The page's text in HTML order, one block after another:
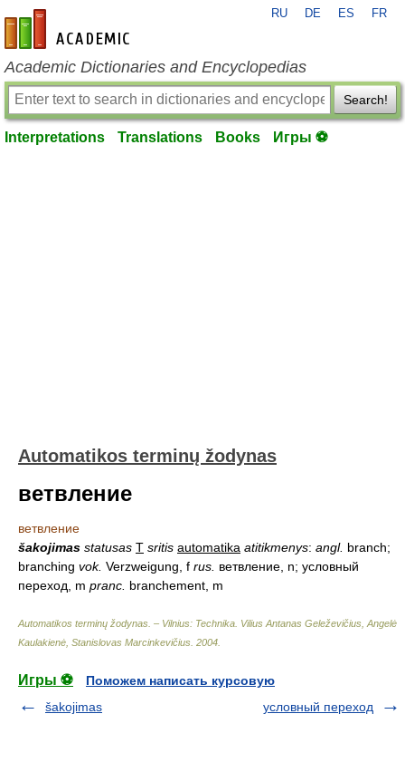
en-academic.com
RU DE ES FR
Academic Dictionaries and Encyclopedias
Search!
Interpretations Translations Books Игры ⚽
Automatikos terminų žodynas
ветвление
ветвление
šakojimas statusas T sritis automatika atitikmenys: angl. branch;
branching vok. Verzweigung, f rus. ветвление, n; условный
переход, m pranc. branchement, m
Automatikos terminų žodynas. – Vilnius: Technika Vilius Antanas Geleževičius, Angelė
Kaulakienė, Stanislovas Marcinkevičius 2004
Игры ⚽
Поможем написать курсовую
šakojimas
условный переход